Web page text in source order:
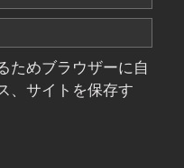
ためブラウザーに自
、サイトを保存す